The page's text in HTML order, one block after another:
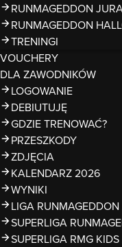
RUNMAGEDDON
RUNMAGEDDON
TRENINGI
VOUCHERY
DLA ZAWODNIKÓW
LOGOWANIE
DEBIUTUJĘ
GDZIE TRENOWAĆ?
PRZESZKODY
ZDJĘCIA
KALENDARZ 2026
WYNIKI
LIGA
SUPERLIGA
SUPERLIGA RMG